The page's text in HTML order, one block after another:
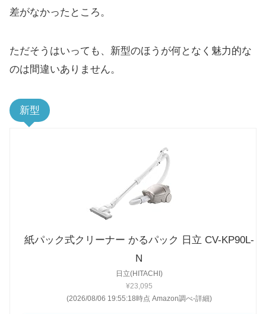
差がなかったところ。
ただそうはいっても、新型のほうが何となく魅力的な
のは間違いありません。
新型
紙パック式クリーナー かるパック 日立 CV-KP90L-
N
日立(HITACHI)
¥23,095
(2026/08/06 19:55:18時点 Amazon調べ-詳細)